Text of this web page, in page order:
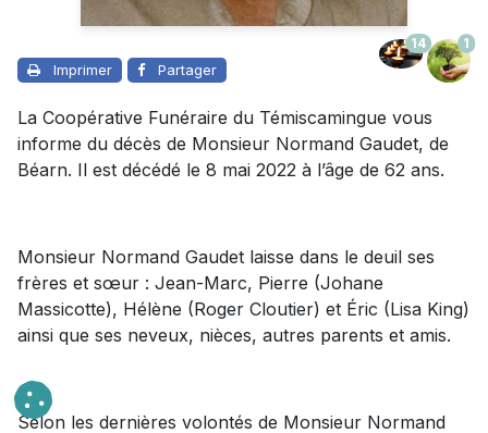
Imprimer Partager
14 1
La Coopérative Funéraire du Témiscamingue vous
informe du décès de Monsieur Normand Gaudet, de
Béarn. Il est décédé le 8 mai 2022 à l’âge de 62 ans.
Monsieur Normand Gaudet laisse dans le deuil ses
frères et sœur : Jean-Marc, Pierre (Johane
Massicotte), Hélène (Roger Cloutier) et Éric (Lisa King)
ainsi que ses neveux, nièces, autres parents et amis.
Selon les dernières volontés de Monsieur Normand